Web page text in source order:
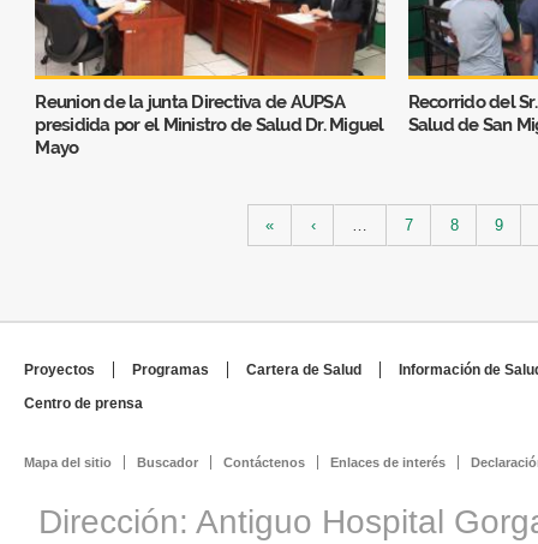
Reunion de la junta Directiva de AUPSA
presidida por el Ministro de Salud Dr. Miguel
Mayo
Recorrido del
Salud de San
« ‹ 7 8 9
Proyectos Programas Cartera de Salud
Información de
Centro de prensa
Mapa del sitio Buscador Contáctenos Enlaces de interés
Dirección: Antiguo Hospital